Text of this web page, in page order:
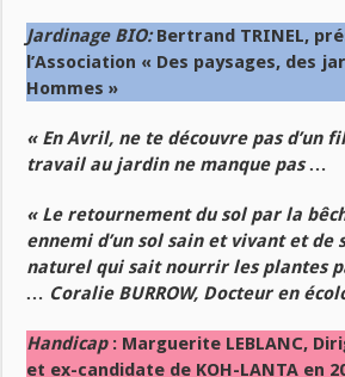
Jardinage BIO:Bertrand TRINEL,
l’Association « Des paysages, des
Hommes »
« En Avril, ne te découvre pas d’un
travail au jardin ne manque pas …
« Le retournement du sol par la
ennemi d’un sol sain et vivant et de
naturel qui sait nourrir les plantes
… Coralie BURROW, Docteur en
Handicap : Marguerite LEBLANC,
et ex-candidate de KOH-LANTA en